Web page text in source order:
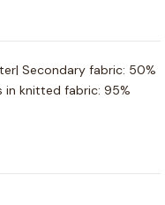
Secondary fabric: 50%
in knitted fabric: 95%